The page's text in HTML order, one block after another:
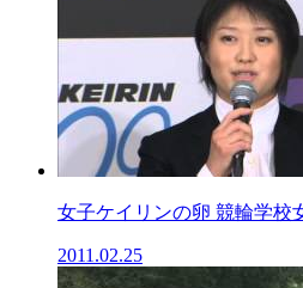
女子ケイリンの卵 競輪学校
2011.02.25